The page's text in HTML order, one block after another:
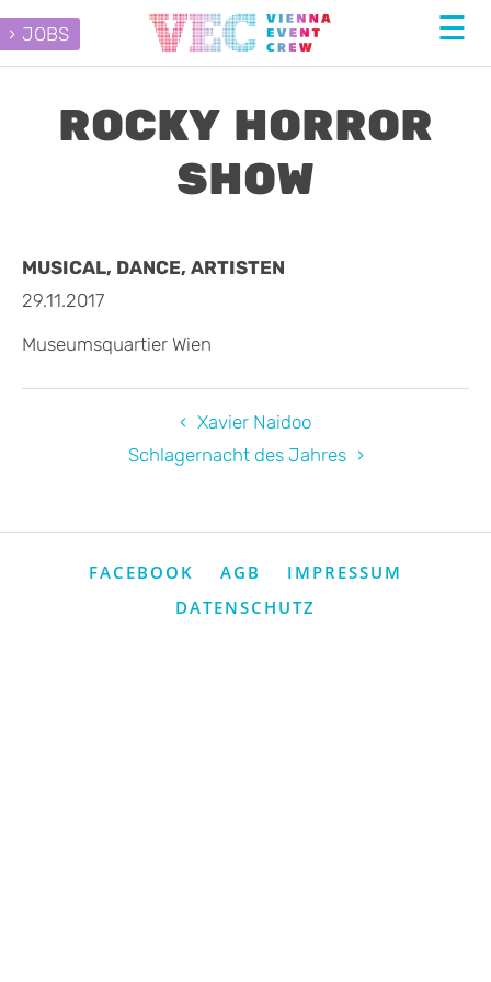
JOBS
ROCKY HORROR
SHOW
MUSICAL, DANCE, ARTISTEN
29.11.2017
Museumsquartier Wien
Xavier Naidoo
Schlagernacht des Jahres
FACEBOOK AGB
IMPRESSUM
DATENSCHUTZ